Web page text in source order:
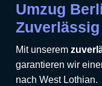
Umzug
Mit unserem
garantieren wir
nach West Lothian.